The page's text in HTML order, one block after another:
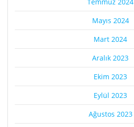
Temmuz 2024
Mayıs 2024
Mart 2024
Aralık 2023
Ekim 2023
Eylül 2023
Ağustos 2023